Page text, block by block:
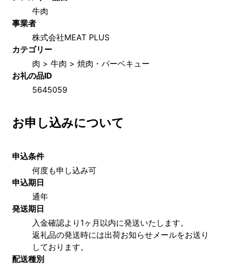
牛肉
事業者
株式会社MEAT PLUS
カテゴリー
肉 > 牛肉 > 焼肉・バーベキュー
お礼の品ID
5645059
お申し込みについて
申込条件
何度も申し込み可
申込期日
通年
発送期日
入金確認より1ヶ月以内に発送いたします。
返礼品の発送時には出荷お知らせメールをお送り
しております。
配送種別